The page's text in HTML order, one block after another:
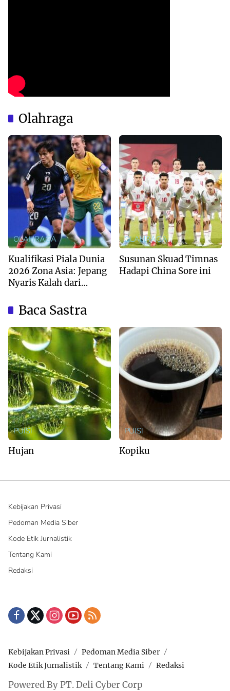
Olahraga
OLAHRAGA
Kualifikasi Piala Dunia
2026 Zona Asia: Jepang
Nyaris Kalah dari
OLAHRAGA
Susunan Skuad Timnas
Hadapi China Sore ini
Baca Sastra
PUISI
Hujan
PUISI
Kopiku
Kebijakan Privasi
Pedoman Media Siber
Kode Etik Jurnalistik
Tentang Kami
Redaksi
Kebijakan Privasi
Pedoman Media Siber
Kode Etik Jurnalistik
Tentang Kami Redaksi
Powered By PT. Deli Cyber Corp